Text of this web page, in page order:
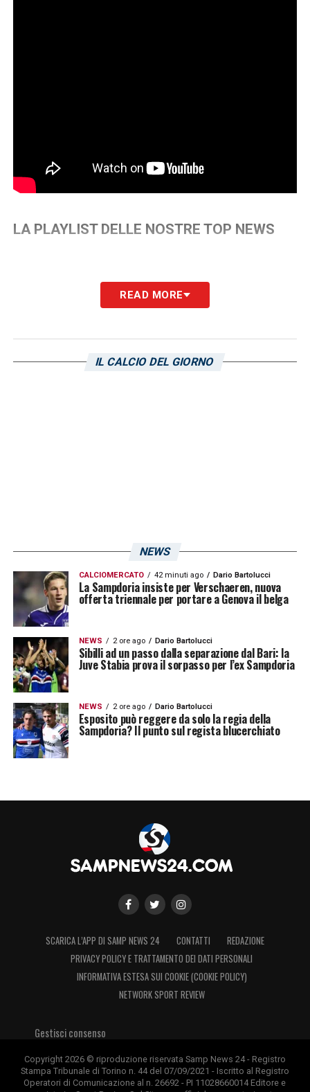
LA PLAYLIST DELLE NOSTRE TOP NEWS
READ MORE
IL CALCIO DEL GIORNO
NEWS
CALCIOMERCATO 42 minuti ago Dario Bartolucci
La Sampdoria insiste per Verschaeren, nuova
offerta triennale per portare a Genova il belga
NEWS 2 ore ago Dario Bartolucci
Sibilli ad un passo dalla separazione dal Bari: la
Juve Stabia prova il sorpasso per l’ex Sampdoria
NEWS 2 ore ago Dario Bartolucci
Esposito può reggere da solo la regia della
Sampdoria? Il punto sul regista blucerchiato
SCARICA L’APP DI SAMP NEWS 24 CONTATTI
REDAZIONE
PRIVACY POLICY E TRATTAMENTO DEI DATI PERSONALI
INFORMATIVA ESTESA SUI COOKIE (COOKIE POLICY)
NETWORK SPORT REVIEW
Gestisci consenso
Copyright 2026 © riproduzione riservata Samp News 24 - Registro
Stampa Tribunale di Torino n. 44 del 07/09/2021 - Iscritto al Registro
Operatori di Comunicazione al n. 26692 - PI 11028660014 Editore e